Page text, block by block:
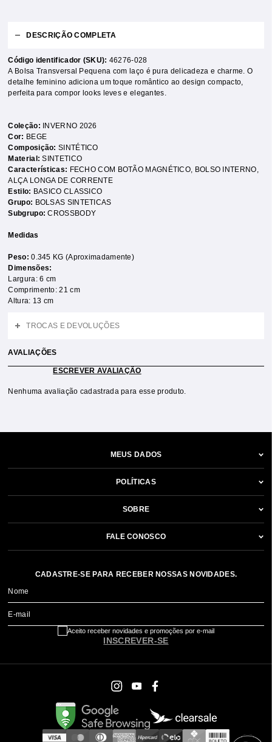
DESCRIÇÃO COMPLETA
Código identificador (SKU): 46276-028
A Bolsa Transversal Pequena com laço é pura delicadeza e charme. O
detalhe feminino adiciona um toque romântico ao design compacto,
perfeita para compor looks leves e elegantes.
Coleção:
INVERNO 2026
Cor: BEGE
Composição:SINTÉTICO
Material:SINTETICO
Características: FECHO COM BOTÃO MAGNÉTICO, BOLSO INTERNO,
ALÇA LONGA DE CORRENTE
Estilo: BASICO CLASSICO
Grupo: BOLSAS SINTETICAS
Subgrupo:CROSSBODY
Medidas
Peso:0.345 KG (Aproximadamente)
Dimensões:
Largura: 6 cm
Comprimento: 21 cm
Altura: 13 cm
TROCAS E DEVOLUÇÕES
AVALIAÇÕES
ESCREVER AVALIAÇÃO
Nenhuma avaliação cadastrada para esse produto.
MEUS DADOS
POLÍTICAS
SOBRE
FALE CONOSCO
CADASTRE-SE PARA RECEBER NOSSAS NOVIDADES.
Nome
E-mail
INSCREVER-SE
Aceito receber novidades e promoções por e-mail